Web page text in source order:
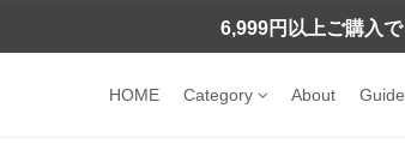
6,999円以上ご購入で
HOME Category About Guide